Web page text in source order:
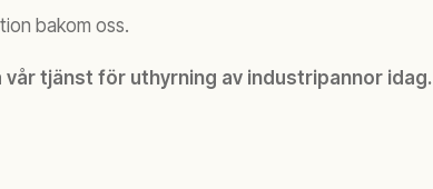
bakom oss.
tjänst för uthyrning av industripannor idag.